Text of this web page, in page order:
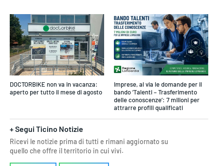
DOCTORBIKE non va in vacanza:
aperto per tutto il mese di agosto
Imprese, al via le domande per il
bando ‘Talenti – Trasferimento
delle conoscenze’: 7 milioni per
attrarre profili qualificati
+ Segui Ticino Notizie
Ricevi le notizie prima di tutti e rimani aggiornato su
quello che offre il territorio in cui vivi.